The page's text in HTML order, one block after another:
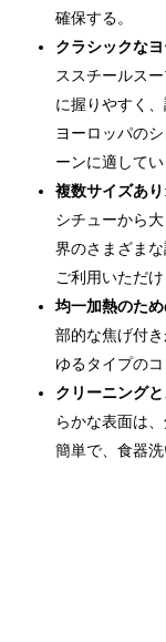
確保する。
クラシックな
ススチールス
に握りやすく
ヨーロッパの
ーンに適してい
複数サイズあり
シチューから
界のさまざま
ご利用いただけ
均一加熱のた
部的な焦げ付
ゆるタイプのコ
クリーニング
らかな表面は
簡単で、食器洗